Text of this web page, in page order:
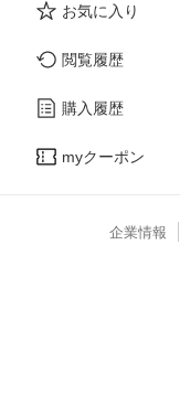
お気に入り
閲覧履歴
購入履歴
myクーポン
企業情報